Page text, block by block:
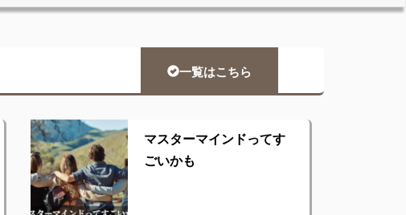
一覧はこちら
マスターマインドってす
ごいかも